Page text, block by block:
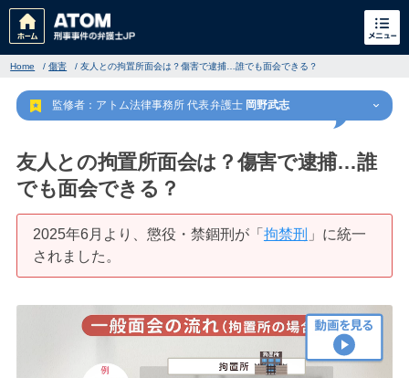
刑事事件 でお困りの方
刑事事件の無料相談
家族が逮捕された方はこちら
Home /傷害 /友人との拘置所面会は？傷害で逮捕…誰でも面会できる？
監修者：アトム法律事務所 代表弁護士 岡野武志
友人との拘置所面会は？傷害で逮捕…誰
でも面会できる？
2025年6月より、懲役・禁錮刑が「 拘禁刑 」に統一
されました。